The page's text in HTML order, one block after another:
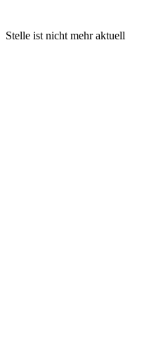
Stelle ist nicht mehr aktuell